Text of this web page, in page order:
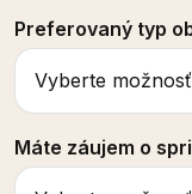
Preferovaný typ
Máte záujem o